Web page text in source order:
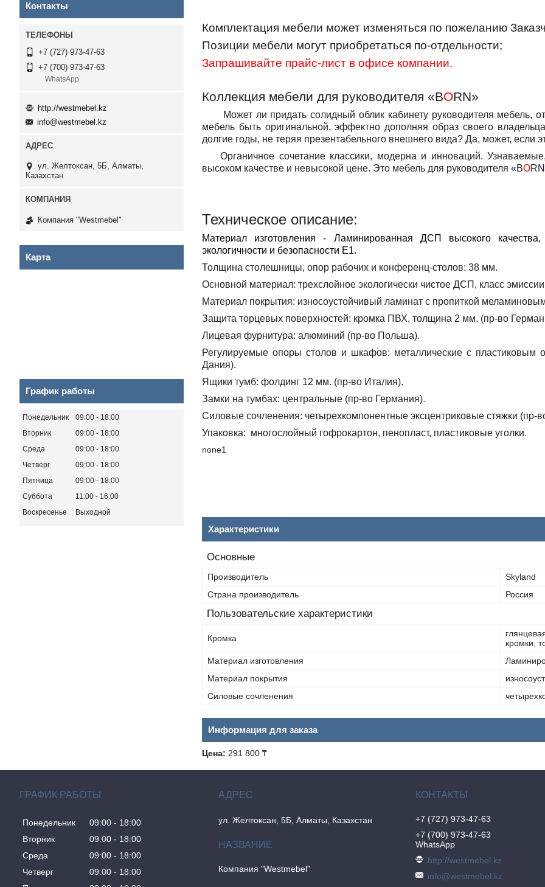
Комплектация мебели может изменяться по пожеланию
Позиции мебели могут приобретаться по-отдельности;
Запрашивайте прайс-лист в офисе компании.
Коллекция мебели для руководителя «BORN»
Может ли придать солидный облик кабинету руководителя мебель,
мебель быть оригинальной, эффектно дополняя образ своего
долгие годы, не теряя презентабельного внешнего вида? Да, может, если
Органичное сочетание классики, модерна и инноваций.
высоком качестве и невысокой цене. Это мебель для руководителя «BO
Техническое описание:
Материал изготовления - Ламинированная ДСП высокого качества,
экологичности и безопасности Е1.
Толщина столешницы, опор рабочих и конференц-столов: 38 мм.
Основной материал: трехслойное экологически чистое ДСП, класс
Материал покрытия: износоустойчивый ламинат с пропиткой
Защита торцевых поверхностей: кромка ПВХ, толщина 2 мм. (пр-во
Лицевая фурнитура: алюминий (пр-во Польша).
Регулируемые опоры столов и шкафов: металлические с
Дания).
Ящики тумб: фолдинг 12 мм. (пр-во Италия).
Замки на тумбах: центральные (пр-во Германия).
Силовые сочленения: четырехкомпонентные эксцентриковые стяжки (пр-
Упаковка: многослойный гофрокартон, пенопласт, пластиковые уголки.
none1
Характеристики
Основные
Производитель
Skyland
Страна производитель
Россия
Пользовательские характеристики
Кромка
кромки,
Материал изготовления
Материал покрытия
Силовые сочленения
Информация для заказа
Цена: 291 800 ₸
Контакты
+7 (727) 973-47-63
+7 (700) 973-47-63
WhatsApp
http://westmebel.kz
info@westmebel.kz
ул. Желтоксан, 5Б, Алматы,
Казахстан
Компания "Westmebel"
Карта
График работы
Понедельник 09:00
18:00
Вторник
09:00
18:00
Среда
09:00
18:00
Четверг
09:00
18:00
Пятница
09:00
18:00
Суббота
11:00
16:00
Воскресенье
Выходной
ГРАФИК РАБОТЫ
Понедельник 09:00
18:00
Вторник
09:00
18:00
Среда
09:00
18:00
Четверг
09:00
18:00
ул. Желтоксан, 5Б, Алматы, Казахстан
Компания "Westmebel"
+7 (727) 973-47-63
+7 (700) 973-47-63
WhatsApp
http://westmebel.kz
info@westmebel.kz